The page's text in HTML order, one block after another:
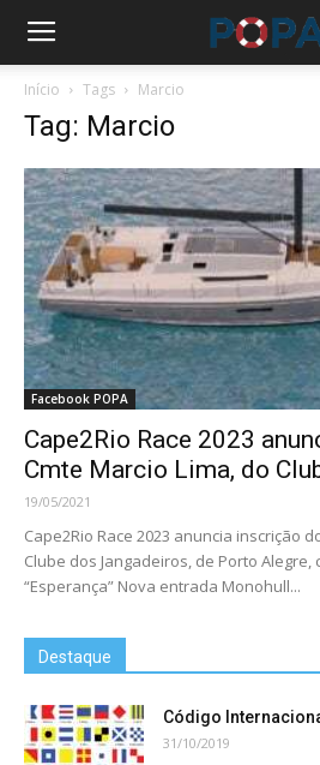
Início Tags Marcio
Tag: Marcio
Facebook POPA
Cape2Rio Race 2023
Cmte Marcio Lima, do
19/05/2021
Cape2Rio Race 2023 anuncia inscrição
Clube dos Jangadeiros, de Porto Alegre,
“Esperança” Nova entrada Monohull...
Destaque
Código
31/10/2019